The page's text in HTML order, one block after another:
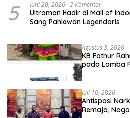
5 Juni 20, 2026 2 Komentar
Ultraman Hadir di Mall of
Sang Pahlawan Legendaris
Agustus 3, 2026
KB Fathur
pada Lomba
Juli 10, 2026
Antispasi
Remaja,